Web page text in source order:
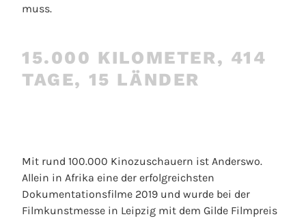
muss.
15.000 KILOMETER, 414
TAGE, 15 LÄNDER
Mit rund 100.000 Kinozuschauern ist Anderswo.
Allein in Afrika eine der erfolgreichsten
Dokumentationsfilme 2019 und wurde bei der
Filmkunstmesse in Leipzig mit dem Gilde Filmpreis